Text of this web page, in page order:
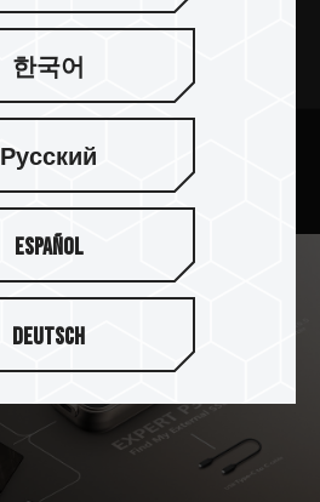
한국어
Русский
Español
Deutsch